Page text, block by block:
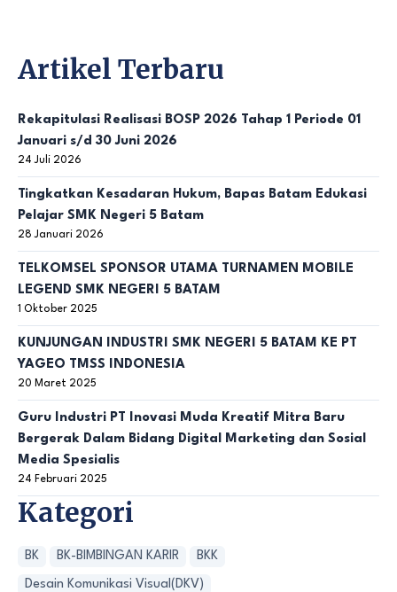
Artikel Terbaru
Rekapitulasi Realisasi BOSP 2026 Tahap 1 Periode 01
Januari s/d 30 Juni 2026
24 Juli 2026
Tingkatkan Kesadaran Hukum, Bapas Batam Edukasi
Pelajar SMK Negeri 5 Batam
28 Januari 2026
TELKOMSEL SPONSOR UTAMA TURNAMEN MOBILE
LEGEND SMK NEGERI 5 BATAM
1 Oktober 2025
KUNJUNGAN INDUSTRI SMK NEGERI 5 BATAM KE PT
YAGEO TMSS INDONESIA
20 Maret 2025
Guru Industri PT Inovasi Muda Kreatif Mitra Baru
Bergerak Dalam Bidang Digital Marketing dan Sosial
Media Spesialis
24 Februari 2025
Kategori
BK BK-BIMBINGAN KARIR BKK
Desain Komunikasi Visual(DKV)